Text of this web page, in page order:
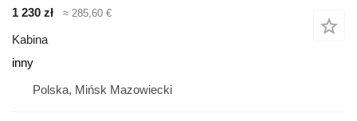
1 230 zł ≈ 285,60 €
Kabina
inny
Polska, Mińsk Mazowiecki